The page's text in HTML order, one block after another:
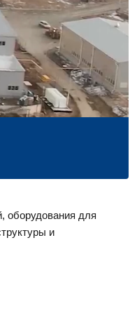
оборудования для
и